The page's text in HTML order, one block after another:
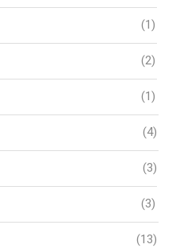
(1)
(2)
(1)
(4)
(3)
(3)
(13)